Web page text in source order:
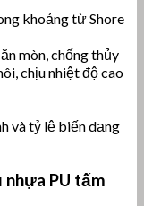
khoảng từ Shore
mòn, chống thủy
chịu nhiệt độ cao
và tỷ lệ biến dạng
nhựa PU tấm